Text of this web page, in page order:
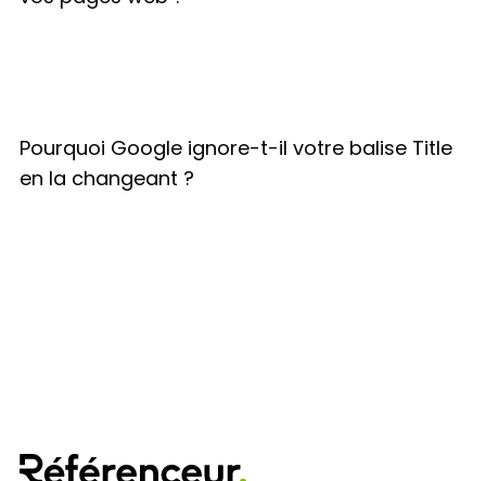
Pourquoi Google ignore-t-il votre balise Title
en la changeant ?